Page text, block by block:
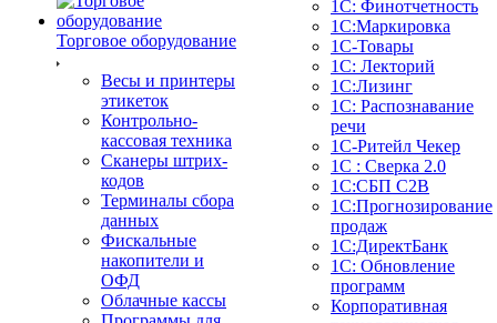
Торговое оборудование
Весы и принтеры
этикеток
Контрольно-
кассовая техника
Сканеры штрих-
кодов
Терминалы сбора
данных
Фискальные
накопители и
ОФД
Облачные кассы
1С: Финотчетность
1С:Маркировка
1С-Товары
1С: Лекторий
1С:Лизинг
1С: Распознавание
речи
1C-Ритейл Чекер
1С : Сверка 2.0
1С:СБП C2B
1С:Прогнозирование
продаж
1С:ДиректБанк
1С: Обновление
программ
Корпоративная